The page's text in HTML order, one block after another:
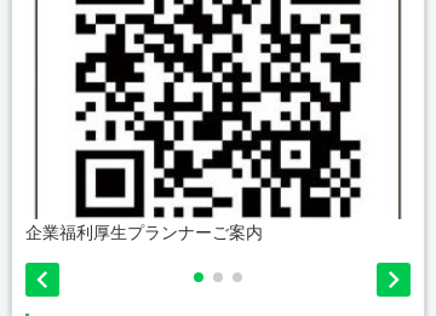
企業福利厚生プランナーご案内
 